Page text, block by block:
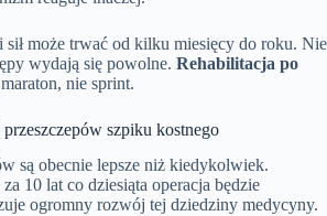
sił może trwać od kilku miesięcy do roku. Nie
wydają się powolne. Rehabilitacja po
nie sprint.
szpiku kostnego
są obecnie lepsze niż kiedykolwiek.
10 lat co dziesiąta operacja będzie
ogromny rozwój tej dziedziny medycyny.